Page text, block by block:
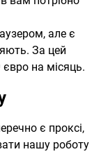
але є
За цей
на місяць.
є проксі,
нашу роботу